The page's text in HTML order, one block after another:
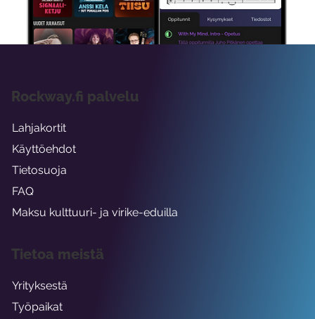
viikon ajaksi.
Rockway.fi palvelu
Lahjakortit
Käyttöehdot
Tietosuoja
FAQ
Maksu kulttuuri- ja virike-eduilla
Tietoa meistä
Yrityksestä
Työpaikat